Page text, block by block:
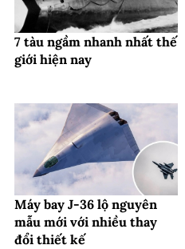
7 tàu ngầm nhanh nhất thế
giới hiện nay
Máy bay J-36 lộ nguyên
mẫu mới với nhiều thay
đổi thiết kế